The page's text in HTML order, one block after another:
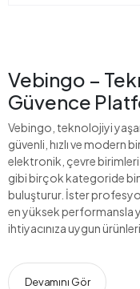
Vebingo –
Güvence
Vebingo, teknolojiyi
güvenli, hızlı ve modern
elektronik, çevre
gibi birçok kategoride
buluşturur. İster
en yüksek performansla
ihtiyacınıza uygun
Devamını Gör